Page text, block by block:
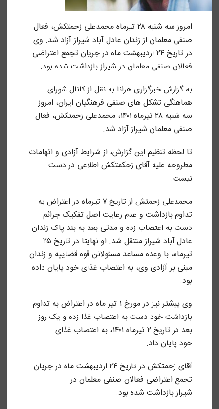
امروز سه شنبه ۲۸ تیرماه محمدعلی زحمتکش، فعال
صنفی معلمان از زندان عادل آباد شیراز آزاد شد. وی
در تاریخ ۲۴ اردیبهشت ماه در جریان تجمع اعتراضی
فعالان صنفی معلمان در شیراز بازداشت شده بود.
به گزارش خبرگزاری هرانا به نقل از کانال شورای
هماهنگی تشکل های صنفی فرهنگیان ایران، امروز
سه شنبه ۲۸ تیرماه ۱۴۰۱، محمدعلی زحمتکش، فعال
صنفی معلمان شیراز آزاد شد.
تا لحظه تنظیم این گزارش، از شرایط آزادی و اتهامات
مطروحه علیه آقای زحکمتکش اطلاعی در دست
نیست.
محمدعلی زحمتش از تاریخ ۷ تیرماه در اعتراض به
تداوم بازداشت و عدم رعایت اصل تفکیک جرائم
دست به اعتصاب زده و مدتی بعد به بند پاک زندان
عادل آباد شیراز منتقل شد. او نهایتا در تاریخ ۲۵
تیرماه، با وعده مساعد مسئولانن قوه قضاییه و زندان
مبنی بر آزادی وی، به اعتصاب غذای خود پایان داده
بود.
وی پیشتر نیز در مورخ ۱ تیر ماه در اعتراض به تداوم
بازداشت خود دست به اعتصاب غذا زده و یک روز
بعد در تاریخ ۲ تیرماه ۱۴۰۱، به اعتصاب غذای
خود پایان داد.
آقای زحمتکش در تاریخ ۲۴ اردیبهشت ماه در جریان
تجمع اعتراضی فعالان صنفی معلمان در
شیراز بازداشت شده بود.